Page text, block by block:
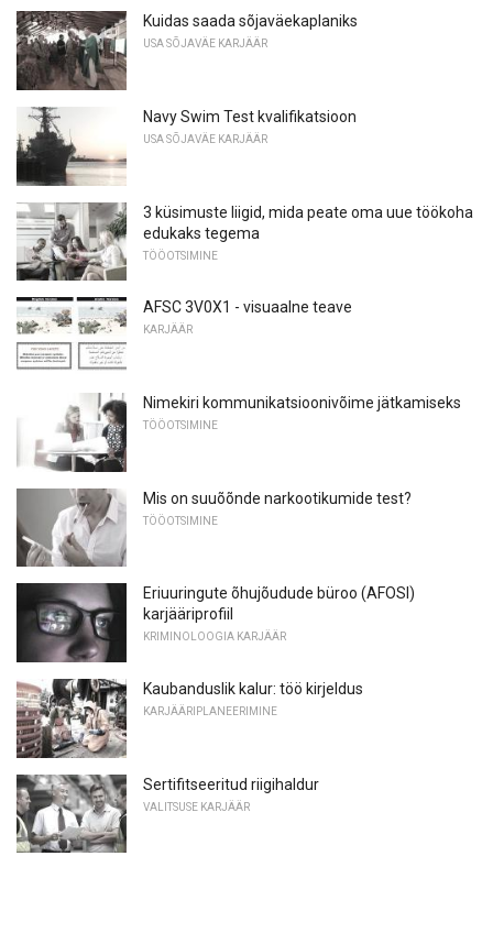
Kuidas saada sõjaväekaplaniks
USA SÕJAVÄE KARJÄÄR
Navy Swim Test kvalifikatsioon
USA SÕJAVÄE KARJÄÄR
3 küsimuste liigid, mida peate oma uue töökoha
edukaks tegema
TÖÖOTSIMINE
AFSC 3V0X1 - visuaalne teave
KARJÄÄR
Nimekiri kommunikatsioonivõime jätkamiseks
TÖÖOTSIMINE
Mis on suuõõnde narkootikumide test?
TÖÖOTSIMINE
Eriuuringute õhujõudude büroo (AFOSI)
karjääriprofiil
KRIMINOLOOGIA KARJÄÄR
Kaubanduslik kalur: töö kirjeldus
KARJÄÄRIPLANEERIMINE
Sertifitseeritud riigihaldur
VALITSUSE KARJÄÄR